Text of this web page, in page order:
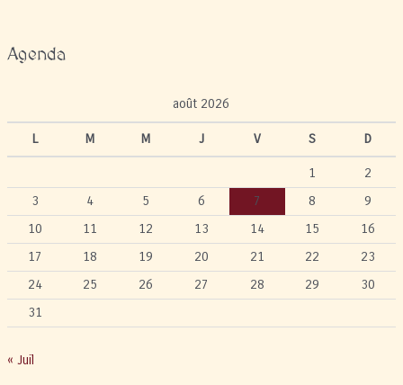
Agenda
août 2026
L M M J V S D
1
2
3
4 5 6 7 8
9
10
11 12 13 14 15
16
17
18 19 20 21 22
23
24
25 26 27 28 29
30
31
« Juil